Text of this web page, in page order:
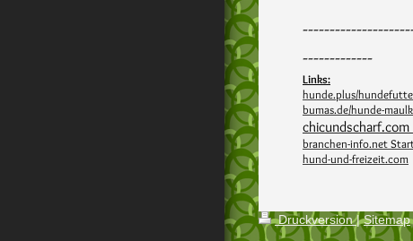
-------------
Links:
hunde.plus/
bumas.de/hunde-
chicundscharf.com
branchen-info.net
hund-und-freizeit.com
Druckversion| Sitemap